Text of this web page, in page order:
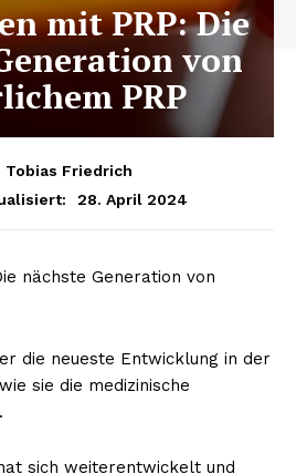
mit PRP: Die
von
PRP
Tobias Friedrich
28. April 2024
nächste Generation von
die neueste Entwicklung in der
sie die medizinische
sich weiterentwickelt und